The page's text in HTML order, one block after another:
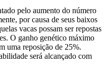
pelo aumento do número
por causa de seus baixos
vacas possam ser repostas
O ganho genético máximo
uma reposição de 25%.
será alcançado com